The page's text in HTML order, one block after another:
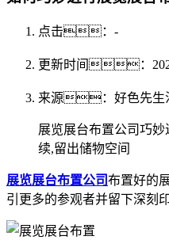
点击： -
更新时间：
来源：好色先生
展览展台布置公司巧
续,留出储物空间
展览展台布置公司布置好的
引更多的参观者并留下深